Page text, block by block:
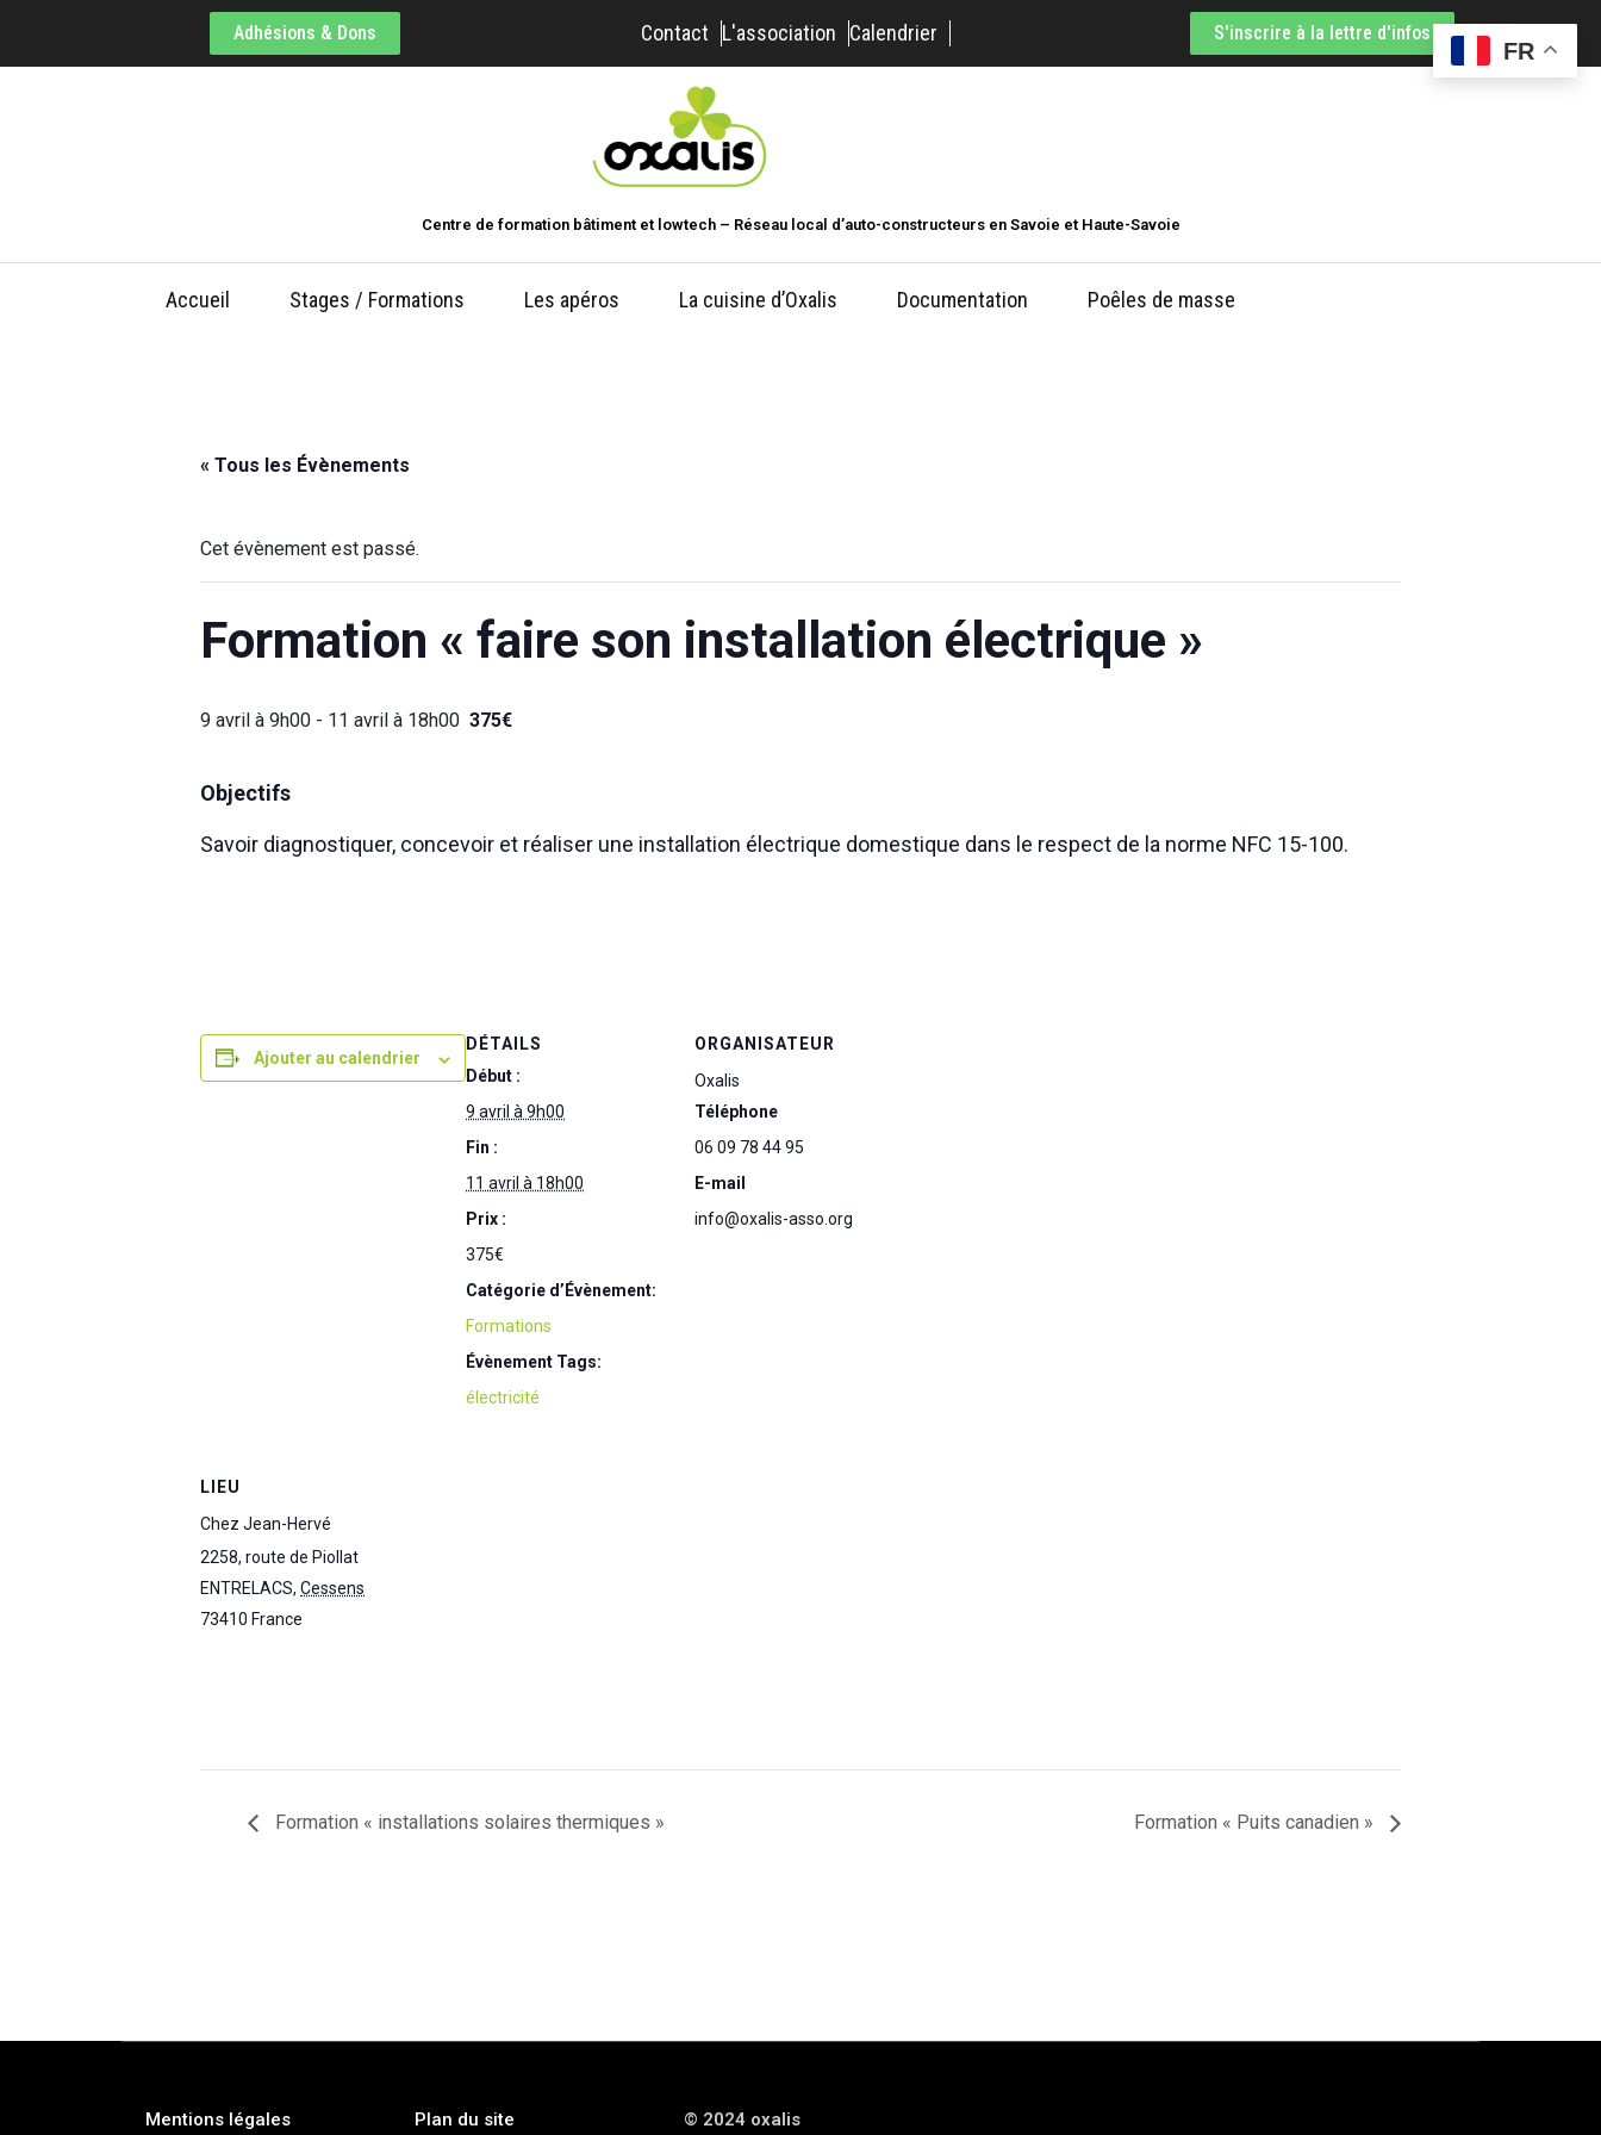
Adhésions & Dons Contact L'association Calendrier S'inscrire à la lettre d'infos
Centre de formation bâtiment et lowtech – Réseau local d’auto-constructeurs en Savoie et Haute-Savoie
Accueil Stages / Formations Les apéros La cuisine d’Oxalis Documentation Poêles de masse
« Tous les Évènements
Cet évènement est passé.
Formation « faire son installation électrique »
9 avril à 9h00 - 11 avril à 18h00 375€
Objectifs
Savoir diagnostiquer, concevoir et réaliser une installation électrique domestique dans le respect de la norme NFC 15-100.
Ajouter au calendrier
DÉTAILS
Début :
9 avril à 9h00
Fin :
11 avril à 18h00
Prix :
375€
Catégorie d’Évènement:
Formations
Évènement Tags:
électricité
ORGANISATEUR
Oxalis
Téléphone
06 09 78 44 95
E-mail
info@oxalis-asso.org
LIEU
Chez Jean-Hervé
2258, route de Piollat
ENTRELACS, Cessens
73410 France
Formation « installations solaires thermiques » Formation « Puits canadien »
Mentions légales Plan du site © 2024 oxalis
FR